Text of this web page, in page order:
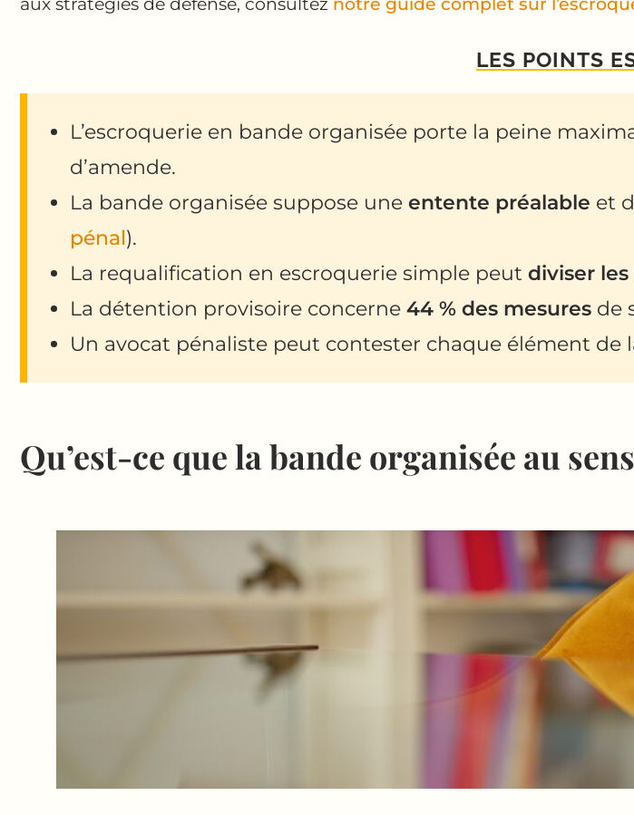
LES POINTS
L’escroquerie en bande organisée porte la peine
d’amende.
La bande organisée suppose une entente préalable et
pénal).
La requalification en escroquerie simple peut diviser
La détention provisoire concerne 44 % des mesures de
Un avocat pénaliste peut contester chaque élément de
Qu’est-ce que la bande organisée au